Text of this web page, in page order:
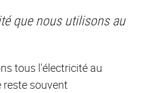
que nous utilisons au
tous l'électricité au
reste souvent